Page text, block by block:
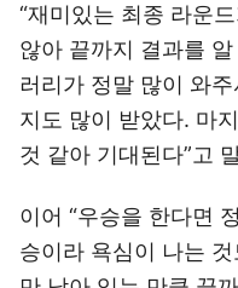
“재미있는 최종 라운
않아 끝까지 결과를
러리가 정말 많이 와
지도 많이 받았다. 마
것 같아 기대된다”고
이어 “우승을 한다면
승이라 욕심이 나는